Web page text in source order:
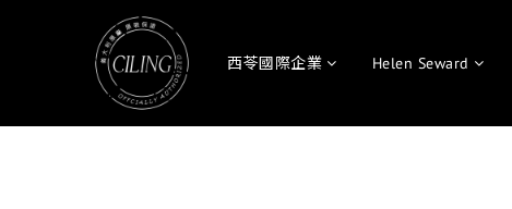
西苓國際企業 Helen Seward